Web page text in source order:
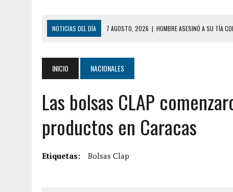
NOTICIAS DEL DÍA 7 AGOSTO, 2026 | HOMBRE ASESINÓ A SU TÍA
6 AGOSTO, 2026 | MISTERIOSA MUERTE DE MODELO EN MONAGAS:
6 AGOSTO, 2026
BARINAS: ADOLESCENTE SE QUITÓ LA VIDA TRAS
6 AGOSTO, 2026
CONMOCIÓN EN COLORADO POR ASESINATO DE
5 AGOSTO, 2026
| PRESUNTO BROTE PSICÓTICO POR FALTA DE
8 AGOSTO, 2026
BOMBEROS DE CARACAS COMBATIERON INCENDIO
INICIO NACIONALES
Las bolsas CLAP
productos en Caracas
Etiquetas: Bolsas Clap